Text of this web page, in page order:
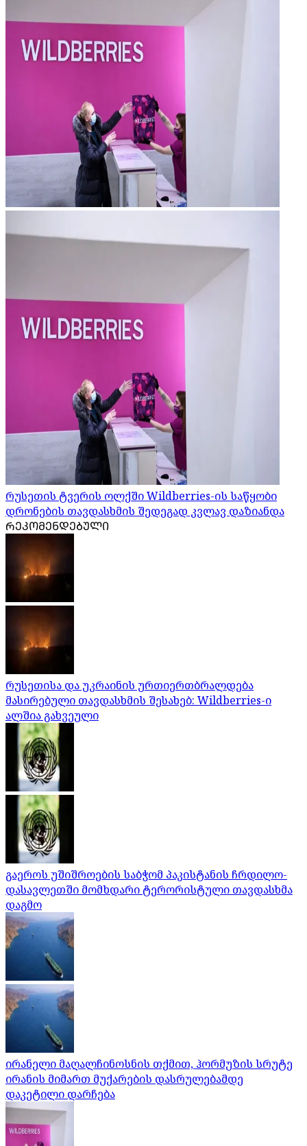
რუსეთის ტვერის ოლქში Wildberries-ის საწყობი
დრონების თავდასხმის შედეგად კვლავ დაზიანდა
ᲠᲔᲙᲝᲛᲔᲜᲓᲔᲑᲣᲚᲘ
რუსეთისა და უკრაინის ურთიერთბრალდება
მასირებული თავდასხმის შესახებ: Wildberries-ი
ალშია გახვეული
გაეროს უშიშროების საბჭომ პაკისტანის ჩრდილო-
დასავლეთში მომხდარი ტერორისტული თავდასხმა
დაგმო
ირანელი მაღალჩინოსნის თქმით, ჰორმუზის სრუტე
ირანის მიმართ მუქარების დასრულებამდე
დაკეტილი დარჩება